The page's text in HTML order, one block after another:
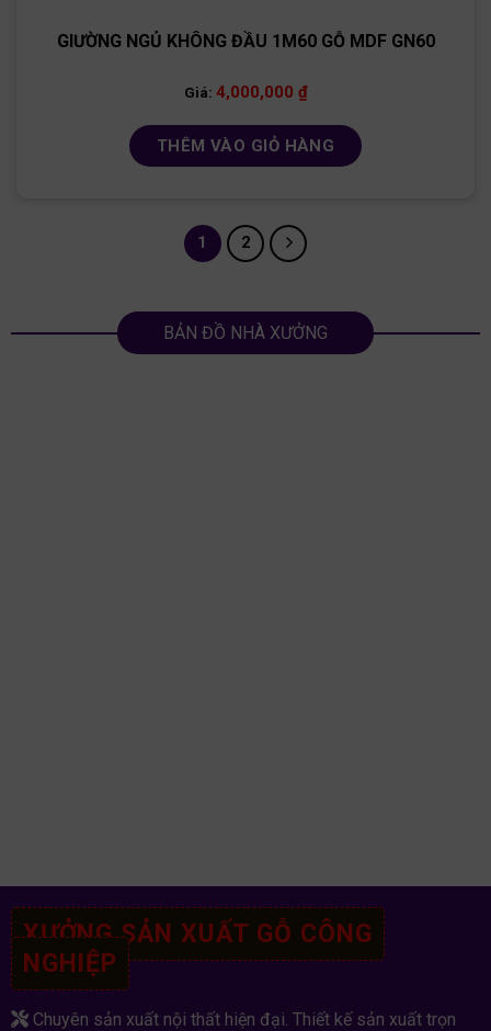
GIƯỜNG NGỦ KHÔNG ĐẦU 1M60 GỖ MDF GN60
Giá: 4,000,000 ₫
THÊM VÀO GIỎ HÀNG
1 2
BẢN ĐỒ NHÀ XƯỞNG
XƯỞNG SẢN XUẤT GỖ CÔNG
NGHIỆP
Chuyên sản xuất nội thất hiện đại. Thiết kế sản xuất trọn